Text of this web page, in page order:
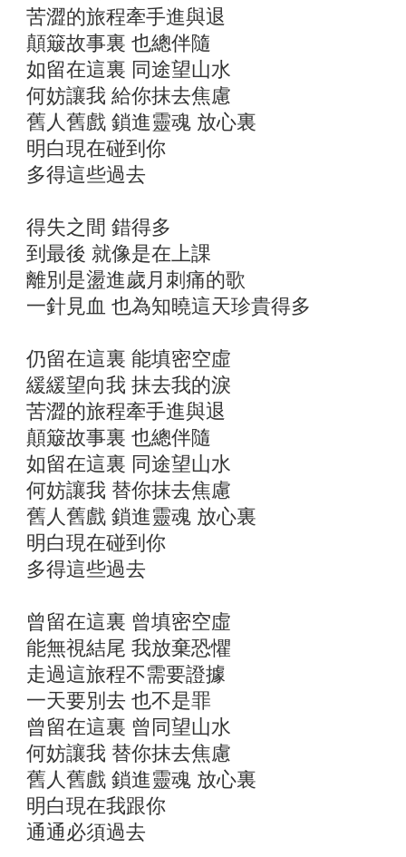
苦澀的旅程牽手進與退
顛簸故事裏 也總伴隨
如留在這裏 同途望山水
何妨讓我 給你抹去焦慮
舊人舊戲 鎖進靈魂 放心裏
明白現在碰到你
多得這些過去
得失之間 錯得多
到最後 就像是在上課
離別是盪進歲月刺痛的歌
一針見血 也為知曉這天珍貴得多
仍留在這裏 能填密空虛
緩緩望向我 抹去我的淚
苦澀的旅程牽手進與退
顛簸故事裏 也總伴隨
如留在這裏 同途望山水
何妨讓我 替你抹去焦慮
舊人舊戲 鎖進靈魂 放心裏
明白現在碰到你
多得這些過去
曾留在這裏 曾填密空虛
能無視結尾 我放棄恐懼
走過這旅程不需要證據
一天要別去 也不是罪
曾留在這裏 曾同望山水
何妨讓我 替你抹去焦慮
舊人舊戲 鎖進靈魂 放心裏
明白現在我跟你
通通必須過去